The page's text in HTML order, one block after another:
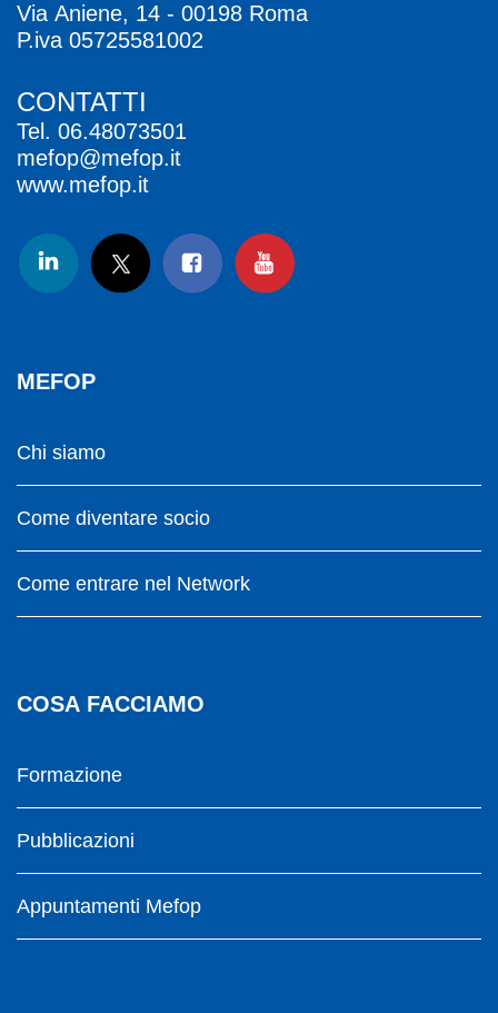
Via Aniene, 14 - 00198 Roma
P.iva 05725581002
CONTATTI
Tel. 06.48073501
mefop@mefop.it
www.mefop.it
MEFOP
Chi siamo
Come diventare socio
Come entrare nel Network
COSA FACCIAMO
Formazione
Pubblicazioni
Appuntamenti Mefop